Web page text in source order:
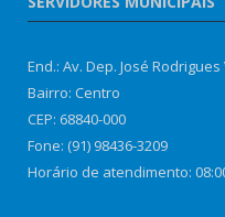
End.: Av. Dep. José
Bairro: Centro
CEP: 68840-000
Fone: (91) 98436-3209
Horário de atendimento: